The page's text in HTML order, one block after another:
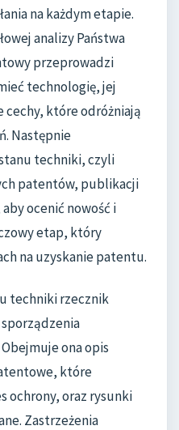
na każdym etapie.
analizy Państwa
przeprowadzi
technologię, jej
cechy, które odróżniają
Następnie
techniki, czyli
patentów, publikacji
ocenić nowość i
etap, który
na uzyskanie patentu.
techniki rzecznik
ona opis
które
ochrony, oraz rysunki
Zastrzeżenia